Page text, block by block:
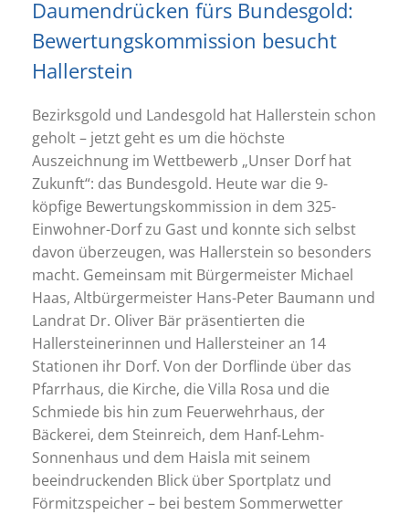
Daumendrücken fürs Bundesgold:
Bewertungskommission besucht
Hallerstein
Bezirksgold und Landesgold hat Hallerstein schon
geholt – jetzt geht es um die höchste
Auszeichnung im Wettbewerb „Unser Dorf hat
Zukunft“: das Bundesgold. Heute war die 9-
köpfige Bewertungskommission in dem 325-
Einwohner-Dorf zu Gast und konnte sich selbst
davon überzeugen, was Hallerstein so besonders
macht. Gemeinsam mit Bürgermeister Michael
Haas, Altbürgermeister Hans-Peter Baumann und
Landrat Dr. Oliver Bär präsentierten die
Hallersteinerinnen und Hallersteiner an 14
Stationen ihr Dorf. Von der Dorflinde über das
Pfarrhaus, die Kirche, die Villa Rosa und die
Schmiede bis hin zum Feuerwehrhaus, der
Bäckerei, dem Steinreich, dem Hanf-Lehm-
Sonnenhaus und dem Haisla mit seinem
beeindruckenden Blick über Sportplatz und
Förmitzspeicher – bei bestem Sommerwetter